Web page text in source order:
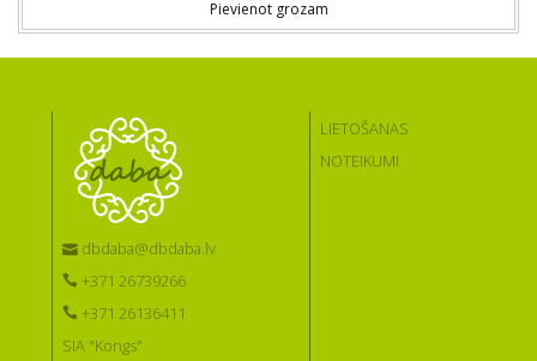
Pievienot grozam
dbdaba@dbdaba.lv
+371 26739266
+371 26136411
SIA "Kongs"
LIETOŠANAS
NOTEIKUMI